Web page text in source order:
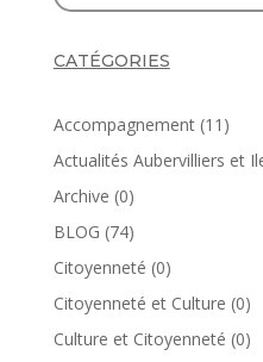
CATÉGORIES
Accompagnement(11)
Actualités Aubervilliers et
Archive (0)
BLOG (74)
Citoyenneté (0)
Citoyenneté et Culture (0)
Culture et Citoyenneté (0)